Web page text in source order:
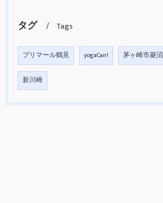
タグ Tags
プリマール鶴見 yogaCan! 茅ヶ崎市菱沼
新川崎